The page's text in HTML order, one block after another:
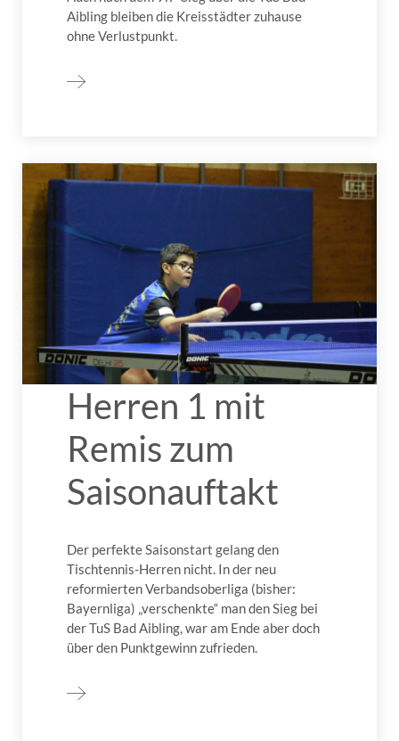
Aibling bleiben die Kreisstädter zuhause
ohne Verlustpunkt.
Herren 1 mit
Remis zum
Saisonauftakt
Der perfekte Saisonstart gelang den
Tischtennis-Herren nicht. In der neu
reformierten Verbandsoberliga (bisher:
Bayernliga) „verschenkte“ man den Sieg bei
der TuS Bad Aibling, war am Ende aber doch
über den Punktgewinn zufrieden.